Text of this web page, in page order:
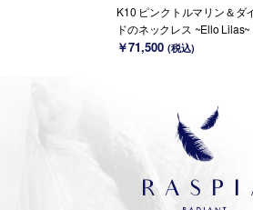
K10 ピンクトルマリン＆ダ
ドのネックレス ~Ello
生石(K18 変更可能)
￥71,500(税込)